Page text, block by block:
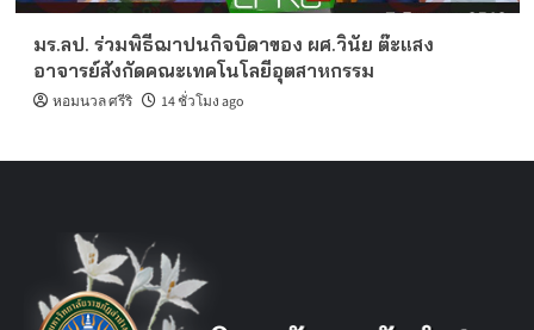
มร.ลป. ร่วมพิธีฌาปนกิจบิดาของ ผศ.วินัย ต๊ะแสง
อาจารย์สังกัดคณะเทคโนโลยีอุตสาหกรรม
หอมนวล ศรีริ 14 ชั่วโมง ago